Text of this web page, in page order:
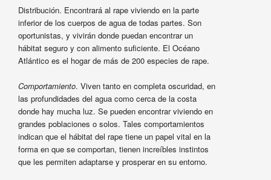
Distribución. Encontrará al rape viviendo en la parte
inferior de los cuerpos de agua de todas partes. Son
oportunistas, y vivirán donde puedan encontrar un
hábitat seguro y con alimento suficiente. El Océano
Atlántico es el hogar de más de 200 especies de rape.
Comportamiento. Viven tanto en completa oscuridad, en
las profundidades del agua como cerca de la costa
donde hay mucha luz. Se pueden encontrar viviendo en
grandes poblaciones o solos. Tales comportamientos
indican que el hábitat del rape tiene un papel vital en la
forma en que se comportan, tienen increíbles instintos
que les permiten adaptarse y prosperar en su entorno.